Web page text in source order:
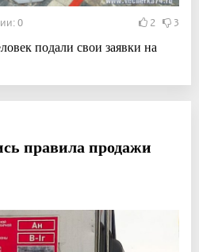
0 2 3
подали свои заявки на
правила продажи